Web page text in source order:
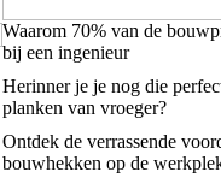
Waarom 70% van de
bij een ingenieur
Herinner je je nog die
planken van vroeger?
Ontdek de verrassende
bouwhekken op de